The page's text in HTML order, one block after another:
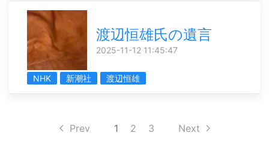
渡辺恒雄氏の遺言
2025-11-12 11:45:47
NHK 新潮社 渡辺恒雄
Prev 1 2 3 Next